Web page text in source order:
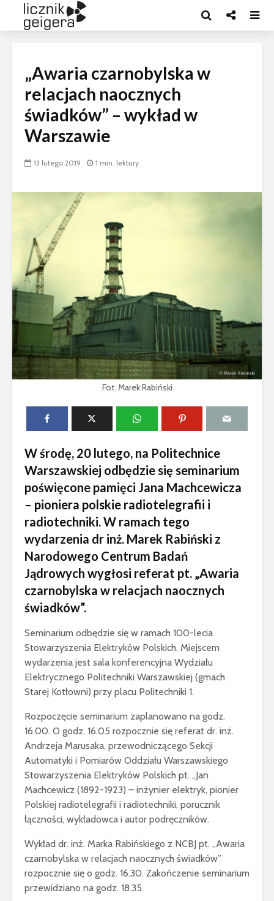
„Awaria czarnobylska w
relacjach naocznych
świadków” – wykład w
Warszawie
13 lutego 2019 1 min. lektury
Fot. Marek Rabiński
W środę, 20 lutego, na Politechnice
Warszawskiej odbędzie się seminarium
poświęcone pamięci Jana Machcewicza
– pioniera polskie radiotelegrafii i
radiotechniki. W ramach tego
wydarzenia dr inż. Marek Rabiński z
Narodowego Centrum Badań
Jądrowych wygłosi referat pt. „Awaria
czarnobylska w relacjach naocznych
świadków”.
Seminarium odbędzie się w ramach 100-lecia
Stowarzyszenia Elektryków Polskich. Miejscem
wydarzenia jest sala konferencyjna Wydziału
Elektrycznego Politechniki Warszawskiej (gmach
Starej Kotłowni) przy placu Politechniki 1.
Rozpoczęcie seminarium zaplanowano na godz.
16.00. O godz. 16.05 rozpocznie się referat dr. inż.
Andrzeja Marusaka, przewodniczącego Sekcji
Automatyki i Pomiarów Oddziału Warszawskiego
Stowarzyszenia Elektryków Polskich pt. „Jan
Machcewicz (1892-1923) – inżynier elektryk, pionier
Polskiej radiotelegrafii i radiotechniki, porucznik
łączności, wykładowca i autor podręczników.
Wykład dr. inż. Marka Rabińskiego z NCBJ pt. „Awaria
czarnobylska w relacjach naocznych świadków”
rozpocznie się o godz. 16.30. Zakończenie seminarium
przewidziano na godz. 18.35.